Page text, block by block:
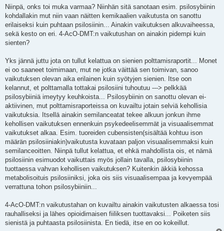
s
Niinpä, onks toi muka varmaa? Niinhän sitä sanotaan esim. psilosybiinin
kohdallakin mut niin vaan näitten kemikaalien vaikutusta on sanottu
erilaiseksi kuin puhtaan psilosiinin... Ainakin vaikutuksen alkuvaiheessa,
sekä kesto on eri. 4-AcO-DMT:n vaikutushan on ainakin pidempi kuin
sienten?
Yks jännä juttu jota on tullut kelattua on sienien polttamisraportit... Monet
ei oo saaneet toimimaan, mut ne jotka väittää sen toimivan, sanoo
vaikutuksen olevan aika erilainen kuin syötyjen sienien. Itse oon
kelannut, et polttamalla tottakai psilosiini tuhoutuu ---> pelkkää
psilosybiiniä imeytyy keuhkoista... Psilosybiinin on sanottu olevan ei-
aktiivinen, mut polttamisraporteissa on kuvailtu jotain selviä kehollisia
vaikutuksia. Itsellä ainakin semilanceatat tekee alkuun jonkun ihme
kehollisen vaikutuksen ennenkuin psykedeelisemmät ja visuaalisemmat
vaikutukset alkaa. Esim. tuoreiden cubensisten(sisältää kohtuu ison
määrän psilosiiniakin)vaikutusta kuvataan paljon visuaalisemmaksi kuin
semilanceoitten. Niinpä tullut kelattua, et ehkä mahdollista ois, et nämä
psilosiinin esimuodot vaikuttais myös jollain tavalla, psilosybiinin
tuottaessa vahvan kehollisen vaikutuksen? Kuitenkin äkkiä kehossa
metabolisoituis psilosiiniksi, joka ois siis visuaalisempaa ja kevyempää
verrattuna tohon psilosybiiniin...
4-AcO-DMT:n vaikutustahan on kuvailtu ainakin vaikutusten alkaessa tosi
rauhalliseksi ja lähes opioidimaisen fiiliksen tuottavaksi... Poiketen siis
sienistä ja puhtaasta psilosiinista. En tiedä, itse en oo kokeillut.